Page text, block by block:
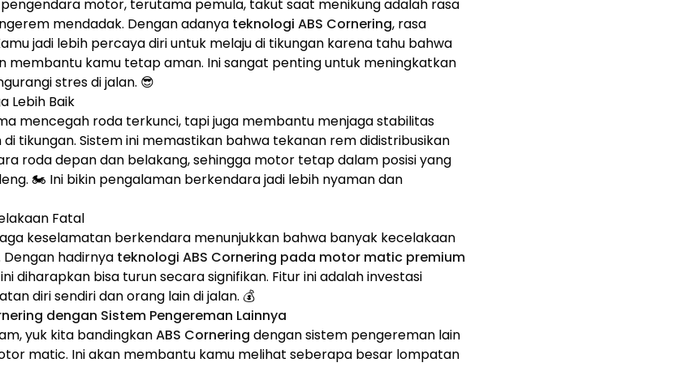
motor, terutama pemula, takut saat menikung adalah rasa
mendadak. Dengan adanya teknologi ABS Cornering, rasa
jadi lebih percaya diri untuk melaju di tikungan karena tahu bahwa
membantu kamu tetap aman. Ini sangat penting untuk meningkatkan
stres di jalan. 😎
Lebih Baik
mencegah roda terkunci, tapi juga membantu menjaga stabilitas
tikungan. Sistem ini memastikan bahwa tekanan rem didistribusikan
roda depan dan belakang, sehingga motor tetap dalam posisi yang
🏍️ Ini bikin pengalaman berkendara jadi lebih nyaman dan
Fatal
keselamatan berkendara menunjukkan bahwa banyak kecelakaan
hadirnya teknologi ABS Cornering pada motor matic premium
diharapkan bisa turun secara signifikan. Fitur ini adalah investasi
diri sendiri dan orang lain di jalan. 💰
dengan Sistem Pengereman Lainnya
yuk kita bandingkanABS Cornering dengan sistem pengereman lain
matic. Ini akan membantu kamu melihat seberapa besar lompatan